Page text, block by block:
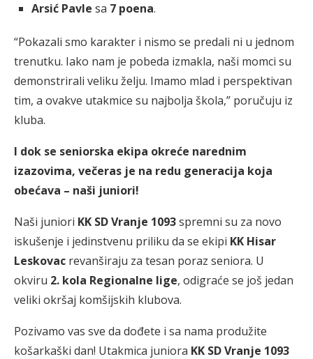
Arsić Pavle sa 7 poena.
“Pokazali smo karakter i nismo se predali ni u jednom
trenutku. Iako nam je pobeda izmakla, naši momci su
demonstrirali veliku želju. Imamo mlad i perspektivan
tim, a ovakve utakmice su najbolja škola,” poručuju iz
kluba.
I dok se seniorska ekipa okreće narednim
izazovima, večeras je na redu generacija koja
obećava – naši juniori!
Naši juniori KK SD Vranje 1093spremni su za novo
iskušenje i jedinstvenu priliku da se ekipi KK Hisar
Leskovac revanširaju za tesan poraz seniora. U
okviru 2. kola Regionalne lige, odigraće se još jedan
veliki okršaj komšijskih klubova.
Pozivamo vas sve da dođete i sa nama produžite
košarkaški dan! Utakmica juniora KK SD Vranje 1093